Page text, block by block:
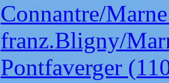
Connantre/
franz.Bligny/
Pontfaverger